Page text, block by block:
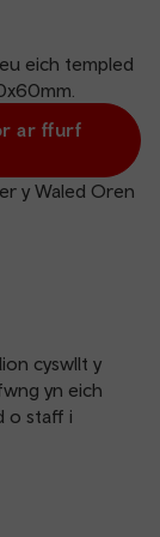
eich templed
ar ffurf
y Waled Oren
cyswllt y
yn eich
o staff i